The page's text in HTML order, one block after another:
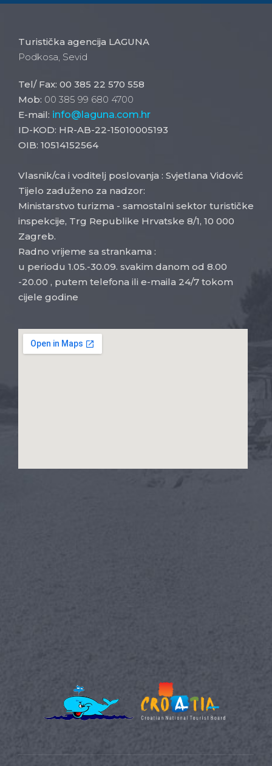
Turistička agencija LAGUNA
Podkosa, Sevid
Tel/ Fax: 00 385 22 570 558
Mob: 00 385 99 680 4700
E-mail: info@laguna.com.hr
ID-KOD: HR-AB-22-15010005193
OIB: 10514152564
Vlasnik/ca i voditelj poslovanja : Svjetlana Vidović
Tijelo zaduženo za nadzor:
Ministarstvo turizma - samostalni sektor turističke
inspekcije, Trg Republike Hrvatske 8/1, 10 000
Zagreb.
Radno vrijeme sa strankama :
u periodu 1.05.-30.09. svakim danom od 8.00
-20.00 , putem telefona ili e-maila 24/7 tokom
cijele godine